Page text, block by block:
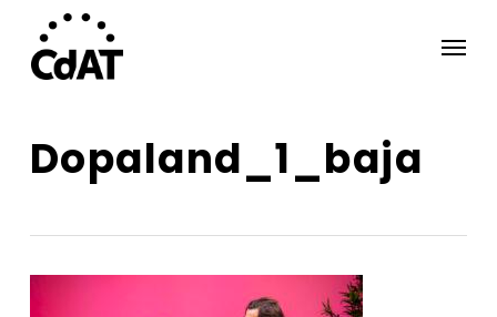
main
Menu
Dopaland_1_baja